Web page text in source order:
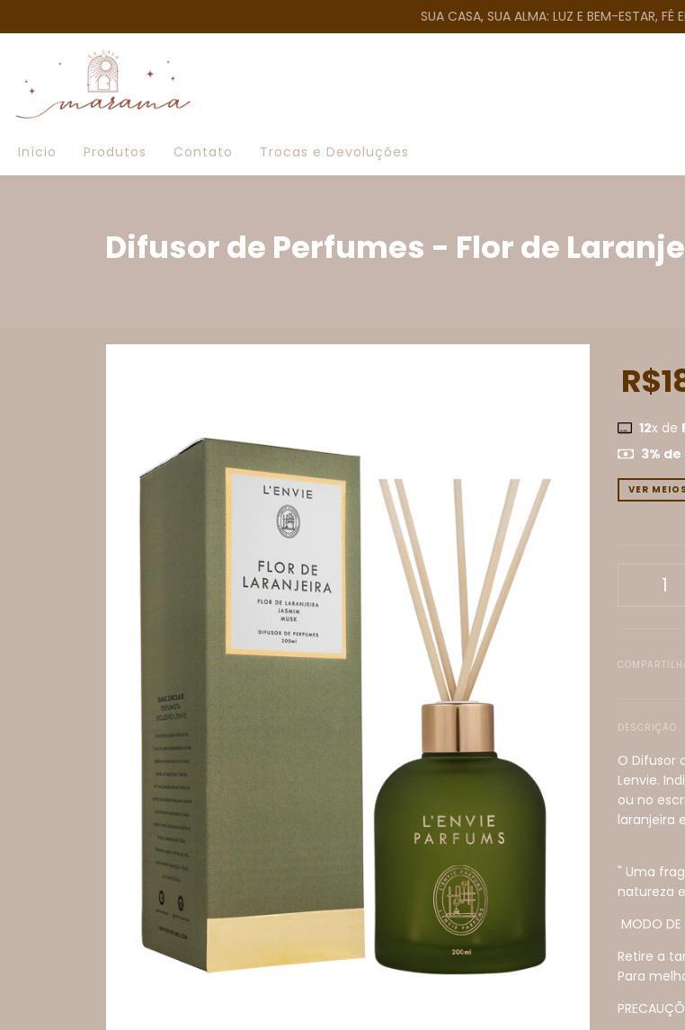
SUA CASA, SUA ALMA: LUZ E BEM-ESTAR, FÉ
Início Produtos Contato Trocas e Devoluções
Difusor de Perfumes - Flor de
12x de
3%
VER
DESCRIÇÃO
O Difusor
Lenvie.
ou no
laranjeira
" Uma
natureza
MODO DE
Retire a
Para